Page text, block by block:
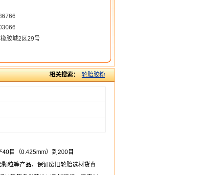
胶城2区29号
相关搜索： 轮胎胶粉
目（0.425mm）到200目
粒等产品，保证废旧轮胎选材货真